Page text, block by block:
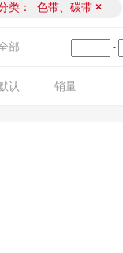
类： 色带、碳带 ×
部 -
认 销量